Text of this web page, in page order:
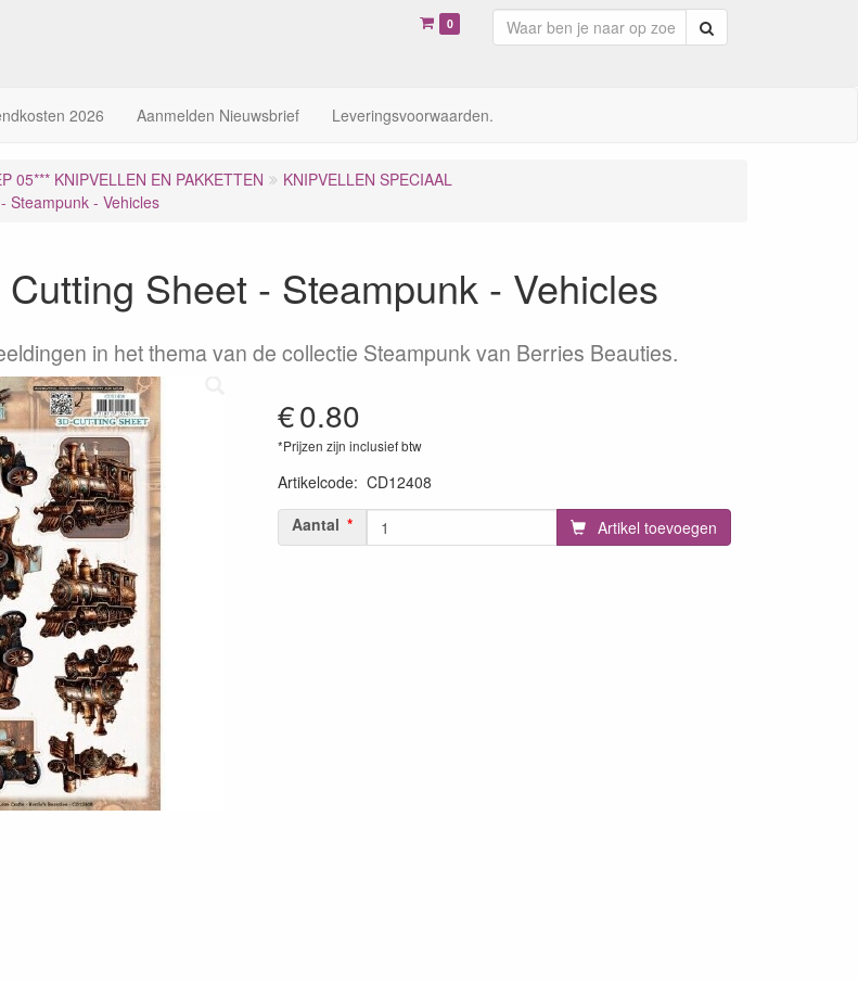
0
2026 Aanmelden Nieuwsbrief Leveringsvoorwaarden.
05*** KNIPVELLEN EN PAKKETTEN
KNIPVELLEN SPECIAAL
Steampunk - Vehicles
Sheet - Steampunk - Vehicles
in het thema van de collectie Steampunk van Berries Beauties.
€0.80
*Prijzen zijn inclusief btw
Artikelcode: CD12408
Aantal
Artikel toevoegen